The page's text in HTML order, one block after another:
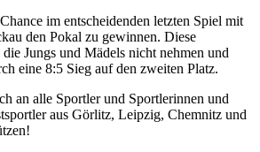
im entscheidenden letzten Spiel mit
den Pokal zu gewinnen. Diese
Jungs und Mädels nicht nehmen und
eine 8:5 Sieg auf den zweiten Platz.
an alle Sportler und Sportlerinnen und
aus Görlitz, Leipzig, Chemnitz und